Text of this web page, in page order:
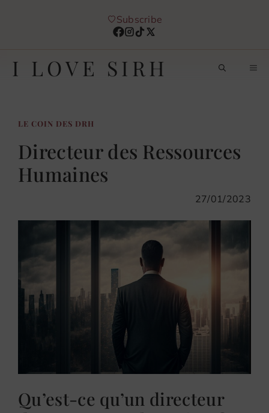
Subscribe
I LOVE SIRH
LE COIN DES DRH
Directeur des Ressources
Humaines
27/01/2023
Qu’est-ce qu’un directeur